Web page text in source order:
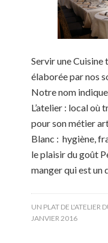
Servir une
élaborée par nos
Notre nom
L’atelier : local où
pour son métier
Blanc : hygiène,
le plaisir du goût
manger qui est un
UN PLAT DE L'ATELIER
JANVIER 2016